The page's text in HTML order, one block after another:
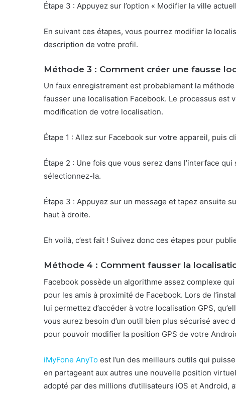
Étape 3 : Appuyez sur l’option « Modifier la ville
En suivant ces étapes, vous pourrez modifier la
description de votre profil.
Méthode 3 : Comment créer une fausse
Un faux enregistrement est probablement la
fausser une localisation Facebook. Le processus est
modification de votre localisation.
Étape 1 : Allez sur Facebook sur votre appareil, puis
Étape 2 : Une fois que vous serez dans l’interface
sélectionnez-la.
Étape 3 : Appuyez sur un message et tapez ensuite
haut à droite.
Eh voilà, c’est fait ! Suivez donc ces étapes pour
Méthode 4 : Comment fausser la
Facebook possède un algorithme assez complexe
pour les amis à proximité de Facebook. Lors de
lui permettez d’accéder à votre localisation GPS,
vous aurez besoin d’un outil bien plus sécurisé avec
pour pouvoir modifier la position GPS de votre
iMyFone AnyTo est l’un des meilleurs outils qui
en partageant aux autres une nouvelle position
adopté par des millions d’utilisateurs iOS et